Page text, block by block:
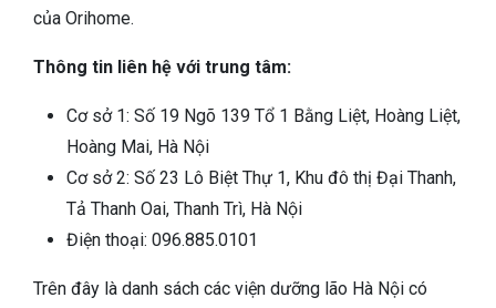
của Orihome.
Thông tin liên hệ với trung tâm:
Cơ sở 1: Số 19 Ngõ 139 Tổ 1 Bằng Liệt, Hoàng Liệt,
Hoàng Mai, Hà Nội
Cơ sở 2: Số 23 Lô Biệt Thự 1, Khu đô thị Đại Thanh,
Tả Thanh Oai, Thanh Trì, Hà Nội
Điện thoại: 096.885.0101
Trên đây là danh sách các viện dưỡng lão Hà Nội có